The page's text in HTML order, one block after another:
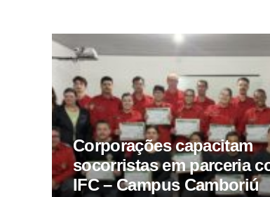
Imprensa
Corporações capacitam
socorristas em parceria
IFC – Campus Camboriú